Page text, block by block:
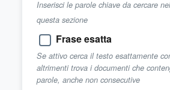
Inserisci le parole chiave da cercare
questa sezione
Frase esatta
Se attivo cerca il testo esattamente
altrimenti trova i documenti che
parole, anche non consecutive